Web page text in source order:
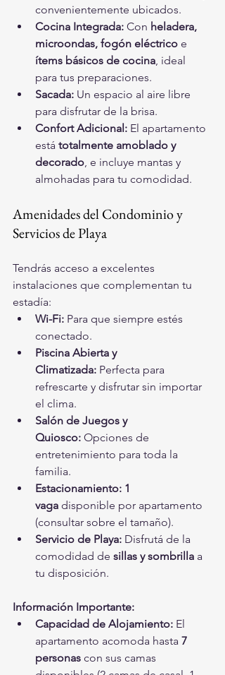
convenientemente ubicados.
Cocina Integrada: Con heladera,
microondas, fogón eléctrico e
ítems básicos de cocina , ideal
para tus preparaciones.
Sacada: Un espacio al aire libre
para disfrutar de la brisa.
Confort Adicional: El apartamento
está totalmente amoblado y
decorado , e incluye mantas y
almohadas para tu comodidad.
Amenidades del Condominio y
Servicios de Playa
Tendrás acceso a excelentes
instalaciones que complementan tu
estadía:
Wi-Fi: Para que siempre estés
conectado.
Piscina Abierta y
Climatizada: Perfecta para
refrescarte y disfrutar sin importar
el clima.
Salón de Juegos y
Quiosco: Opciones de
entretenimiento para toda la
familia.
Estacionamiento: 1
vaga disponible por apartamento
(consultar sobre el tamaño).
Servicio de Playa: Disfrutá de la
comodidad de sillas y sombrilla a
tu disposición.
Información Importante:
Capacidad de Alojamiento: El
apartamento acomoda hasta 7
personas con sus camas